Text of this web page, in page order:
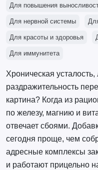
Для повышения
Для нервной системы
Для красоты и здоровья
Для иммунитета
Хроническая
раздражительность
картина? Когда из
по железу, магнию и
отвечает сбоями.
сегодня проще, чем
адресные комплексы
и работают прицельно